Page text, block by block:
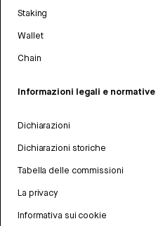
Staking
Wallet
Chain
Informazioni legali e normative
Dichiarazioni
Dichiarazioni storiche
Tabella delle commissioni
La privacy
Informativa sui cookie